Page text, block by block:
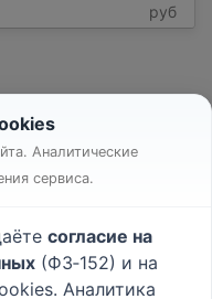
руб
Аналитические
сервиса.
согласие на
(ФЗ‑152) и на
Аналитика